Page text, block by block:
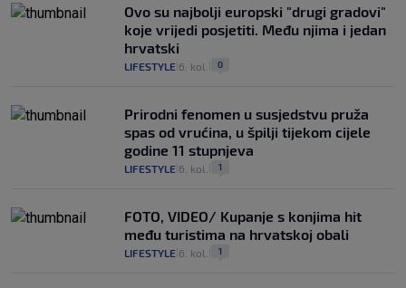
Ovo su najbolji europski "drugi gradovi"
koje vrijedi posjetiti. Među njima i jedan
hrvatski
LIFESTYLE 6. kol. 0
Prirodni fenomen u susjedstvu pruža
spas od vrućina, u špilji tijekom cijele
godine 11 stupnjeva
LIFESTYLE 6. kol. 1
FOTO, VIDEO/ Kupanje s konjima hit
među turistima na hrvatskoj obali
LIFESTYLE 6. kol. 1